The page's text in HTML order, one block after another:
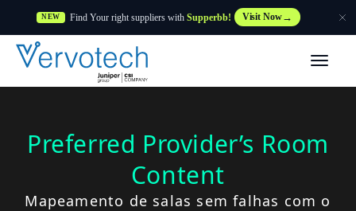
NEW Find Your right suppliers with Supperbb! Visit Now
Preferred Provider’s Room
Content
Mapeamento de salas sem falhas com o